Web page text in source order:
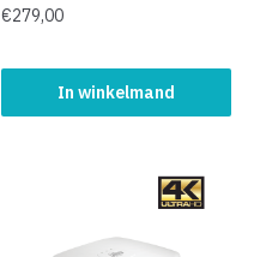
€279,00
In winkelmand